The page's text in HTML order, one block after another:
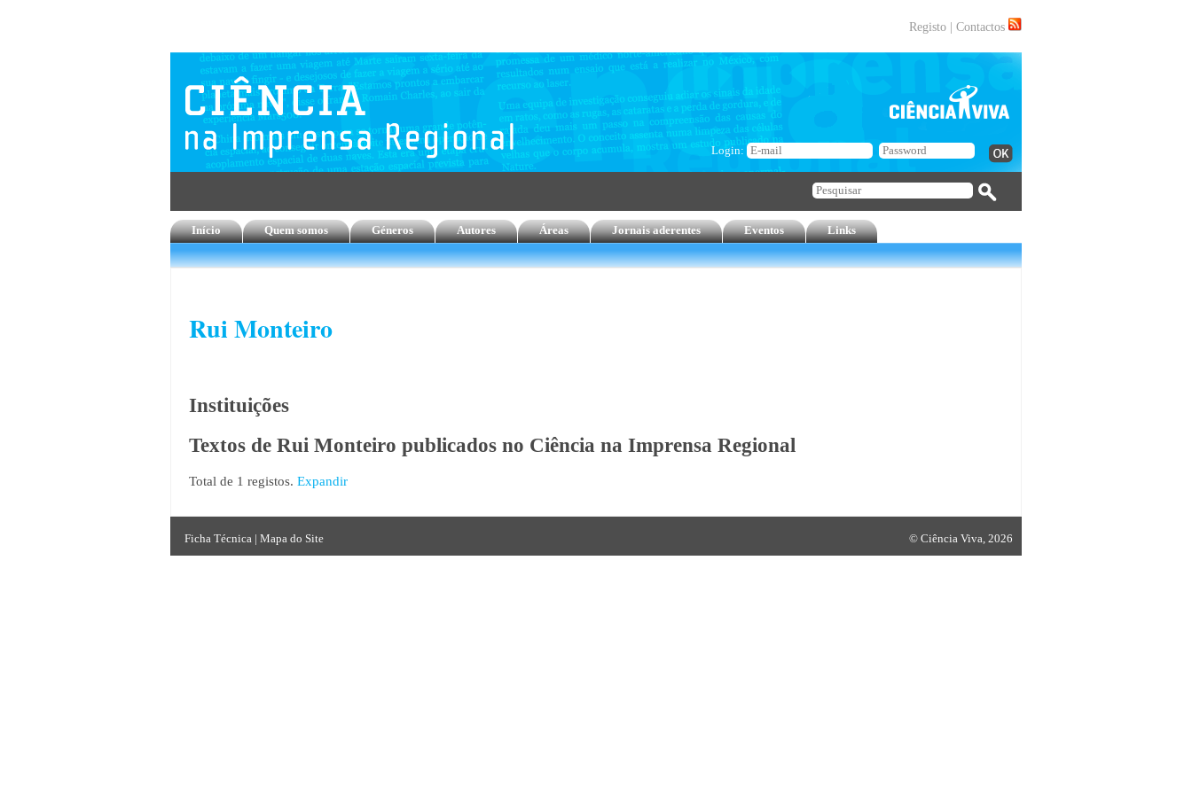
Registo Contactos
Login:
Início Quem somos Géneros Autores Áreas Jornais aderentes Eventos Links
Rui Monteiro
Instituições
Textos de Rui Monteiro publicados no Ciência na Imprensa Regional
Total de 1 registos. Expandir
Ficha Técnica | Mapa do Site © Ciência Viva , 2026